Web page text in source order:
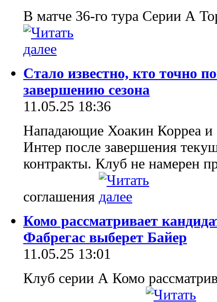
В матче 36-го тура Серии А
Стало известно, кто точно
завершению сезона
11.05.25 18:36
Нападающие Хоакин Корреа
Интер после завершения
контракты. Клуб не намерен
соглашения
Комо рассматривает
Фабрегас выберет Байер
11.05.25 13:01
Клуб серии А Комо